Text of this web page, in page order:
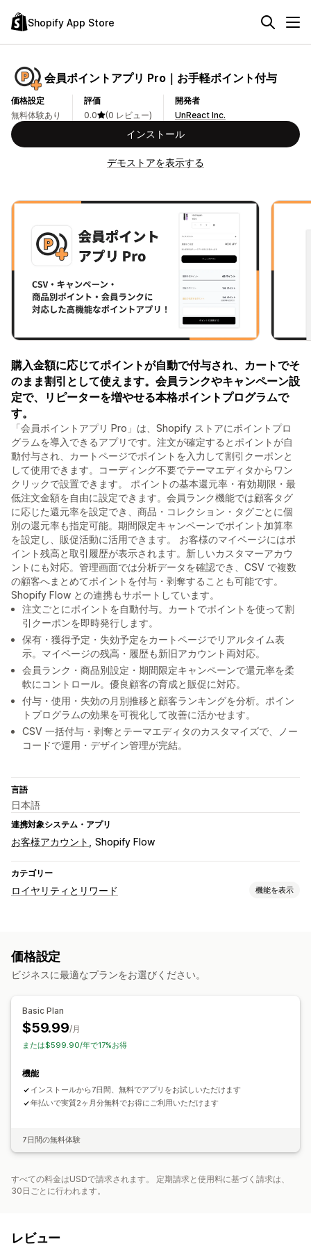
Shopify App Store
会員ポイントアプリ Pro｜お手軽ポイント付与
価格設定
無料体験あり
評価
0.0
(0 レビュー)
開発者
UnReact Inc.
インストール
デモストアを表示する
購入金額に応じてポイントが自動で付与され、カートでそ
のまま割引として使えます。会員ランクやキャンペーン設
定で、リピーターを増やせる本格ポイントプログラムで
す。
「会員ポイントアプリ Pro」は、Shopify ストアにポイントプロ
グラムを導入できるアプリです。注文が確定するとポイントが自
動付与され、カートページでポイントを入力して割引クーポンと
して使用できます。コーディング不要でテーマエディタからワン
クリックで設置できます。 ポイントの基本還元率・有効期限・最
低注文金額を自由に設定できます。会員ランク機能では顧客タグ
に応じた還元率を設定でき、商品・コレクション・タグごとに個
別の還元率も指定可能。期間限定キャンペーンでポイント加算率
を設定し、販促活動に活用できます。 お客様のマイページにはポ
イント残高と取引履歴が表示されます。新しいカスタマーアカウ
ントにも対応。管理画面では分析データを確認でき、CSV で複数
の顧客へまとめてポイントを付与・剥奪することも可能です。
Shopify Flow との連携もサポートしています。
注文ごとにポイントを自動付与。カートでポイントを使って割
引クーポンを即時発行します。
保有・獲得予定・失効予定をカートページでリアルタイム表
示。マイページの残高・履歴も新旧アカウント両対応。
会員ランク・商品別設定・期間限定キャンペーンで還元率を柔
軟にコントロール。優良顧客の育成と販促に対応。
付与・使用・失効の月別推移と顧客ランキングを分析。ポイン
トプログラムの効果を可視化して改善に活かせます。
CSV 一括付与・剥奪とテーマエディタのカスタマイズで、ノー
コードで運用・デザイン管理が完結。
言語
日本語
連携対象システム・アプリ
お客様アカウント Shopify Flow
カテゴリー
ロイヤリティとリワード 機能を表示
提供可能なリワード
価格設定
ビジネスに最適なプランをお選びください。
Basic Plan
$59.99/月
または$599.90/年で17%お得
機能
インストールから7日間、無料でアプリをお試しいただけます
年払いで実質2ヶ月分無料でお得にご利用いただけます
7日間の無料体験
すべての料金はUSDで請求されます。 定期請求と使用料に基づく請求は、
30日ごとに行われます。
レビュー